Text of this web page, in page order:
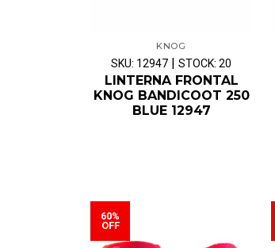
KNOG
SKU: 12947 | STOCK: 20
LINTERNA FRONTAL
KNOG BANDICOOT 250
BLUE 12947
60%
OFF